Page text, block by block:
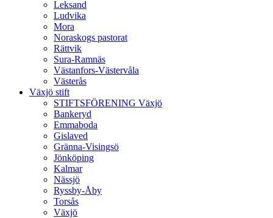
Leksand
Ludvika
Mora
Noraskogs pastorat
Rättvik
Sura-Ramnäs
Västanfors-Västervåla
Västerås
Växjö stift
STIFTSFÖRENING Växjö
Bankeryd
Emmaboda
Gislaved
Gränna-Visingsö
Jönköping
Kalmar
Nässjö
Ryssby-Åby
Torsås
Växjö